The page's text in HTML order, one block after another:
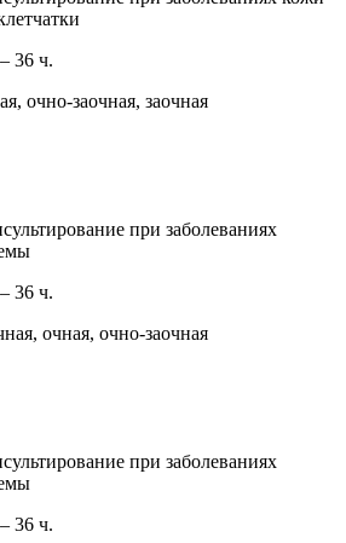
36 ч.
очно-заочная, заочная
при заболеваниях
36 ч.
очная, очно-заочная
при заболеваниях
36 ч.